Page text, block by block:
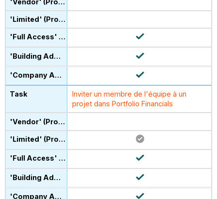
Inviter un membre de l'équipe à un
projet dans Portfolio Financials